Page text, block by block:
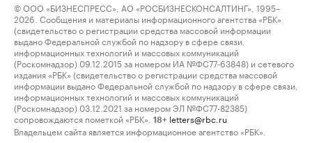
© ООО «БИЗНЕСПРЕСС», АО «РОСБИЗНЕСКОНСАЛТИНГ», 1995–
2026. Сообщения и материалы информационного агентства «РБК»
(свидетельство о регистрации средства массовой информации
выдано Федеральной службой по надзору в сфере связи,
информационных технологий и массовых коммуникаций
(Роскомнадзор) 09.12.2015 за номером ИА №ФС77-63848) и сетевого
издания «РБК» (свидетельство о регистрации средства массовой
информации выдано Федеральной службой по надзору в сфере связи,
информационных технологий и массовых коммуникаций
(Роскомнадзор) 03.12.2021 за номером ЭЛ №ФС77-82385)
сопровождаются пометкой «РБК».
18+ letters@rbc.ru
Владельцем сайта является информационное агентство «РБК».